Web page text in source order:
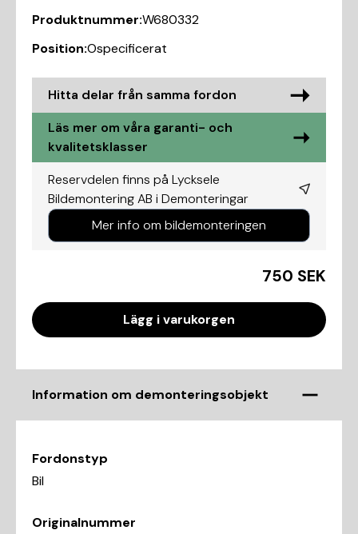
Produktnummer:W680332
Position:Ospecificerat
Hitta delar från samma fordon
Läs mer om våra garanti- och
kvalitetsklasser
Reservdelen finns på Lycksele
Bildemontering AB i Demonteringar
Mer info om bildemonteringen
750 SEK
Lägg i varukorgen
Information om demonteringsobjekt
Fordonstyp
Bil
Originalnummer